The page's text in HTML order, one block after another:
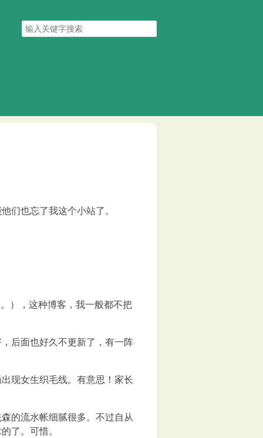
搜
索
们也忘了我这个小站了。
），这种博客，我一般都不把
后面也好久不更新了，有一阵
现女生织毛线。有意思！家长
的流水帐细腻很多。不过自从
了。可惜。